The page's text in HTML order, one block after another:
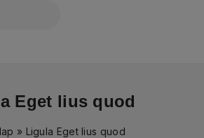
Eget lius quod
» Ligula Eget lius quod